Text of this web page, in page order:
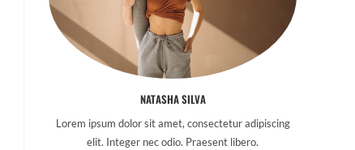
NATASHA SILVA
Lorem ipsum dolor sit amet, consectetur adipiscing
elit. Integer nec odio. Praesent libero.